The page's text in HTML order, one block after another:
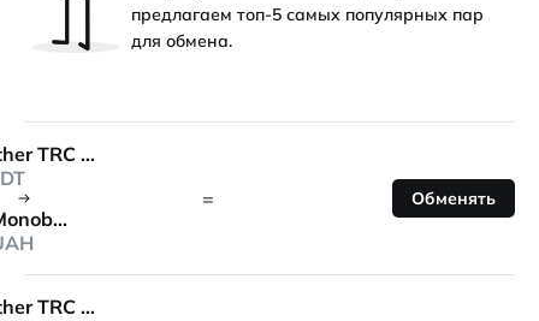
предлагаем топ-5 самых популярных пар
для обмена.
Tether TRC 20
Monobank
= Обменять
Tether TRC 20